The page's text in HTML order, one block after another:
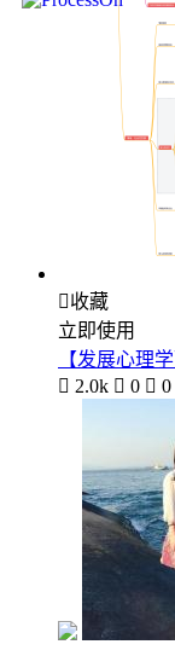
收藏
立即使用
【发展心理
 2.0k  0  0